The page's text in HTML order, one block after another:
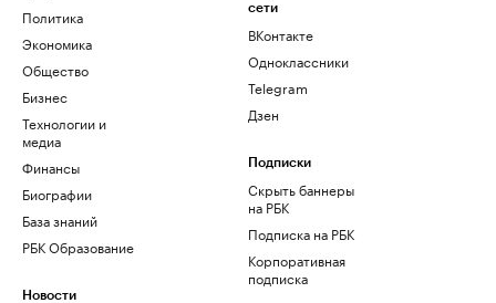
Политика
Экономика
Общество
Бизнес
Технологии и
медиа
Финансы
Биографии
База знаний
РБК Образование
Новости
сети
ВКонтакте
Одноклассники
Telegram
Дзен
Подписки
Скрыть баннеры
на РБК
Подписка на РБК
Корпоративная
подписка